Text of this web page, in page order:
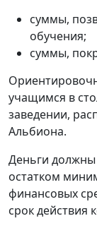
суммы,
обучения;
суммы,
учащимся в
заведении,
Альбиона.
Деньги должны
остатком
финансовых
срокдействия